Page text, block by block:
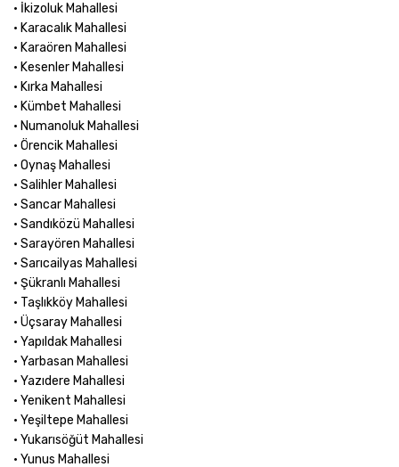
• İkizoluk Mahallesi
• Karacalık Mahallesi
• Karaören Mahallesi
• Kesenler Mahallesi
• Kırka Mahallesi
• Kümbet Mahallesi
• Numanoluk Mahallesi
• Örencik Mahallesi
• Oynaş Mahallesi
• Salihler Mahallesi
• Sancar Mahallesi
• Sandıközü Mahallesi
• Sarayören Mahallesi
• Sarıcailyas Mahallesi
• Şükranlı Mahallesi
• Taşlıkköy Mahallesi
• Üçsaray Mahallesi
• Yapıldak Mahallesi
• Yarbasan Mahallesi
• Yazıdere Mahallesi
• Yenikent Mahallesi
• Yeşiltepe Mahallesi
• Yukarısöğüt Mahallesi
• Yunus Mahallesi